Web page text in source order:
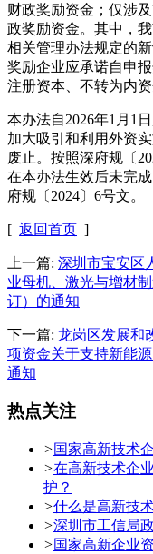
财政奖励资金；仅涉
政奖励资金。其中，
相关管理办法规定的
奖励企业应承诺自申
注册资本、不转为内
本办法自2026年1月1
加大吸引和利用外资
废止。按照深府规〔
在本办法生效后未完
府规〔2024〕6号文。
[ 返回首页 ]
上一篇: 深圳市宝安区
业母机、激光与增材
订）的通知
下一篇: 龙岗区发展和
项资金关于支持新能
通知
热点关注
>国家高新技术
>在高新技术企
护？
>什么是高新技
>深圳市工信局
>国家高新企业